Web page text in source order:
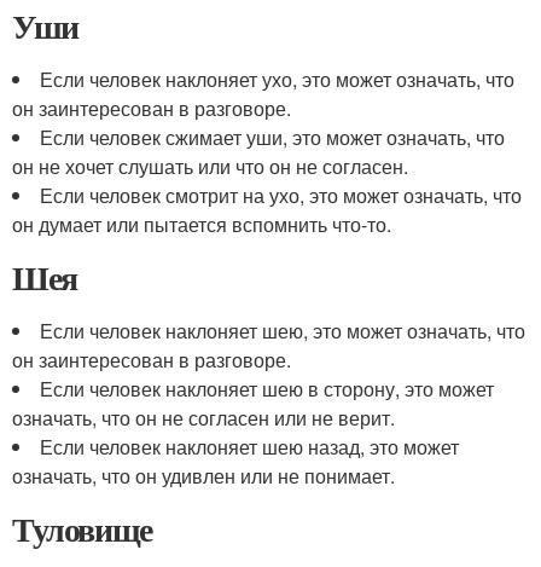
Уши
Если человек наклоняет ухо, это может означать, что
он заинтересован в разговоре.
Если человек сжимает уши, это может означать, что
он не хочет слушать или что он не согласен.
Если человек смотрит на ухо, это может означать, что
он думает или пытается вспомнить что-то.
Шея
Если человек наклоняет шею, это может означать, что
он заинтересован в разговоре.
Если человек наклоняет шею в сторону, это может
означать, что он не согласен или не верит.
Если человек наклоняет шею назад, это может
означать, что он удивлен или не понимает.
Туловище